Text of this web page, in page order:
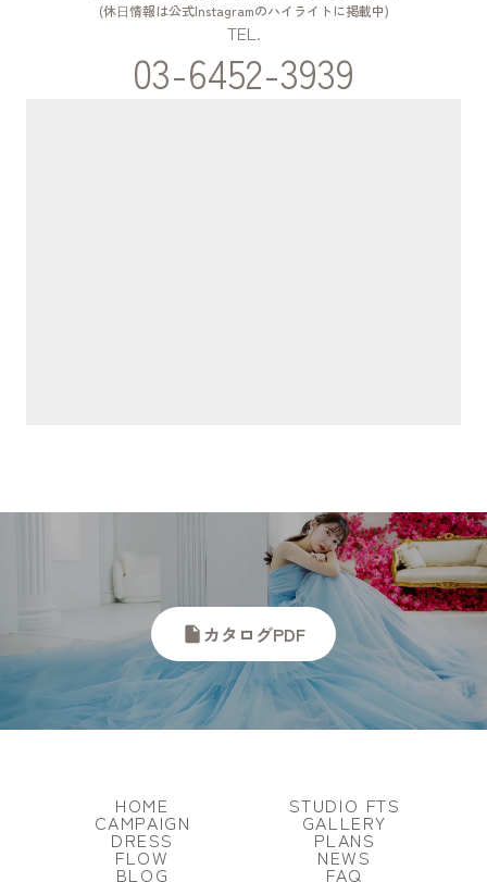
(休⽇情報は公式Instagramのハイライトに掲載中)
TEL.
03-6452-3939
insert_drive_file カタログPDF
HOME STUDIO FTS
CAMPAIGN GALLERY
DRESS PLANS
FLOW NEWS
BLOG FAQ